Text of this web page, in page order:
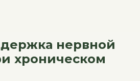
нервной
хроническом